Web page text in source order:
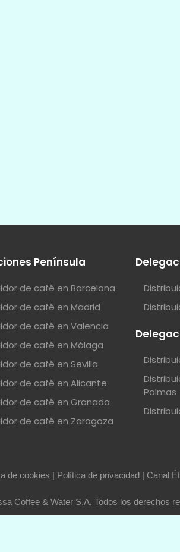
Península
de café en Barcelona
de café en Madrid
de café en Valencia
de café en Málaga
de café en Sevilla
de café en Alicante
de café en Granada
de café en Zaragoza
Palmas
de cookies | Política de privacidad| Canal
Coffee & Water S.A. Todos los derechos